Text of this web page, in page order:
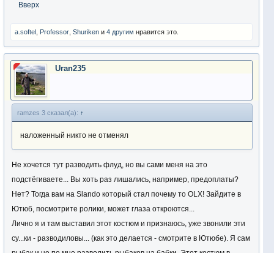
Вверх
a.softel Professor Shuriken и 4 другим нравится это.
Uran235
ramzes 3 сказал(а): ↑
наложенный никто не отменял
Не хочется тут разводить флуд, но вы сами меня на это
подстёгиваете... Вы хоть раз лишались, например, предоплаты?
Нет? Тогда вам на Slando который стал почему то OLX! Зайдите в
Ютюб, посмотрите ролики, может глаза откроются...
Лично я и там выставил этот костюм и признаюсь, уже звонили эти
су...ки - разводиловы... (как это делается - смотрите в Ютюбе). Я сам